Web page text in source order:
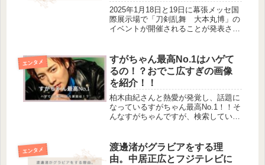
2025年1月18日と19日に幕張メッセ国
際展示場で「刀剣乱舞 大本丸博」の
イベントが開催されることが発表され
ることになり審神者にとっては嬉しさ
と、チケットとれるのかドキド...
エンタメ
すがちゃん最高No.1はハゲて
るの！？おでこ広すぎの画像
を紹介！！
柏木由紀さんと熱愛が発覚し、話題に
なっているすがちゃん最高No.1！！そ
んなすがちゃんですが、検索している
えないすがちゃんが、なぜハゲという
関連キーワードが出いるのか調べて...
エンタメ
渡邊渚がグラビアをする理
由。中居正広とフジテレビに